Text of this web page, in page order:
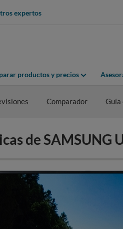
expertos
productos y precios
Comparador Guía
de SAMSUNG